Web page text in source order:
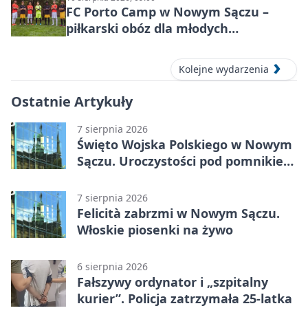
FC Porto Camp w Nowym Sączu –
piłkarski obóz dla młodych
Kolejne wydarzenia
Ostatnie Artykuły
7 sierpnia 2026
Święto Wojska Polskiego w Nowym
Sączu. Uroczystości pod pomnikiem
7 sierpnia 2026
Felicità zabrzmi w Nowym Sączu.
Włoskie piosenki na żywo
6 sierpnia 2026
Fałszywy ordynator i „szpitalny
kurier”. Policja zatrzymała 25-latka